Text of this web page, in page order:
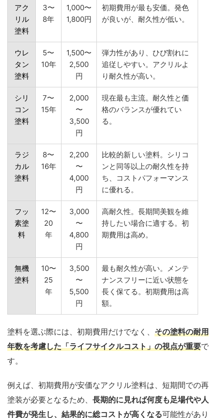
アク
リル
塗料
3〜
8年
1,000〜
1,800円
初期費用が最も安価。発色
が良いが、耐久性が低い。
ウレ
タン
塗料
5〜
10年
1,500〜
2,500
円
弾力性があり、ひび割れに
追従しやすい。アクリルよ
り耐久性が高い。
シリ
コン
塗料
7〜
15年
2,000
〜
3,500
円
現在最も主流。耐久性と価
格のバランスが優れてい
る。
ラジ
カル
塗料
8〜
16年
2,200
〜
4,000
円
比較的新しい塗料。シリコ
ンと同等以上の耐久性を持
ち、コストパフォーマンス
に優れる。
フッ
素塗
料
12〜
20
年
3,000
〜
4,800
円
高耐久性。長期間美観を維
持したい場合に適する。初
期費用は高め。
無機
塗料
10〜
25
年
3,500
〜
5,500
円
最も耐久性が高い。メンテ
ナンスフリーに近い状態を
長く保てる。初期費用は高
額。
塗料を選ぶ際には、初期費用だけでなく、 その塗料の耐用
年数を考慮した「ライフサイクルコスト」の視点が重要で
す。
例えば、初期費用が安価なアクリル塗料は、短期間での再
塗装が必要となるため、 長期的に見れば何度も足場代や人
件費が発生し、結果的に総コストが高くなる可能性があり